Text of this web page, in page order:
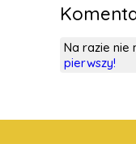
Na razie nie
pierwszy!